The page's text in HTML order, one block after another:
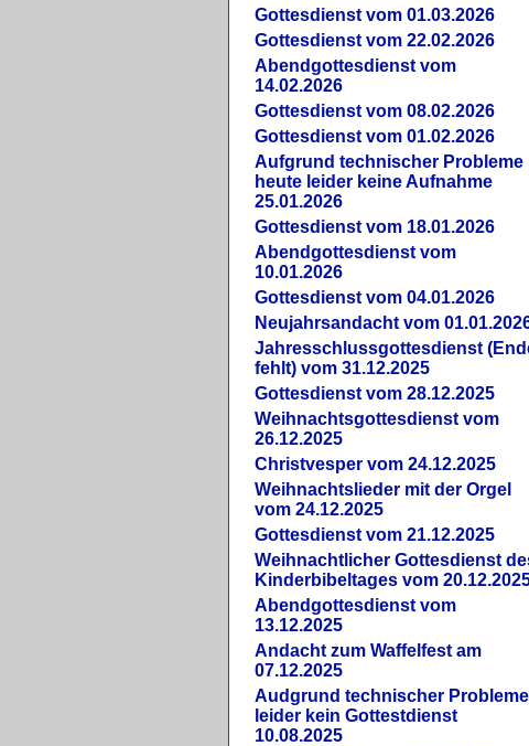
Gottesdienst vom 01.03.2026
Gottesdienst vom 22.02.2026
Abendgottesdienst vom
14.02.2026
Gottesdienst vom 08.02.2026
Gottesdienst vom 01.02.2026
Aufgrund technischer Probleme
heute leider keine Aufnahme
25.01.2026
Gottesdienst vom 18.01.2026
Abendgottesdienst vom
10.01.2026
Gottesdienst vom 04.01.2026
Neujahrsandacht vom
Jahresschlussgottesdienst
fehlt) vom 31.12.2025
Gottesdienst vom 28.12.2025
Weihnachtsgottesdienst vom
26.12.2025
Christvesper vom 24.12.2025
Weihnachtslieder mit der Orgel
vom 24.12.2025
Gottesdienst vom 21.12.2025
Weihnachtlicher Gottesdienst
Kinderbibeltages vom
Abendgottesdienst vom
13.12.2025
Andacht zum Waffelfest am
07.12.2025
Audgrund technischer Probleme
leider kein Gottestdienst
10.08.2025